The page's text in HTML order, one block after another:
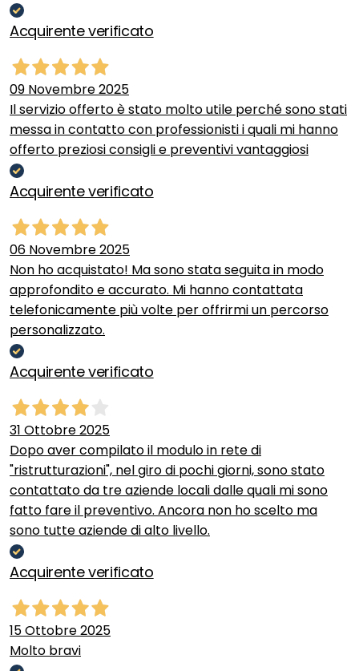
Acquirente verificato
09 Novembre 2025
Il servizio offerto è stato molto utile perché sono stati
messa in contatto con professionisti i quali mi hanno
offerto preziosi consigli e preventivi vantaggiosi
Acquirente verificato
06 Novembre 2025
Non ho acquistato! Ma sono stata seguita in modo
approfondito e accurato. Mi hanno contattata
telefonicamente più volte per offrirmi un percorso
personalizzato.
Acquirente verificato
31 Ottobre 2025
Dopo aver compilato il modulo in rete di
"ristrutturazioni", nel giro di pochi giorni, sono stato
contattato da tre aziende locali dalle quali mi sono
fatto fare il preventivo. Ancora non ho scelto ma
sono tutte aziende di alto livello.
Acquirente verificato
15 Ottobre 2025
Molto bravi